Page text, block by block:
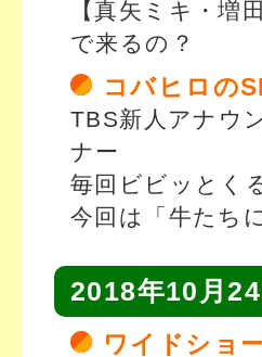
【真矢ミキ・増
で来るの？
コバヒロの
TBS新人アナウ
ナー
毎回ビビッとく
今回は「牛たち
2018年10月24
ワイドショ